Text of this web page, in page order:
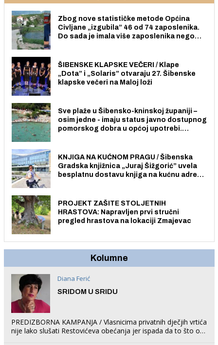
Zbog nove statističke metode Općina
Civljane „izgubila” 46 od 74 zaposlenika.
Do sada je imala više zaposlenika nego
ŠIBENSKE KLAPSKE VEČERI / Klape
„Dota” i „Solaris” otvaraju 27. Šibenske
klapske večeri na Maloj loži
Sve plaže u Šibensko-kninskoj županiji –
osim jedne - imaju status javno dostupnog
pomorskog dobra u općoj upotrebi.
KNJIGA NA KUĆNOM PRAGU / Šibenska
Gradska knjižnica „Juraj Šižgorić” uvela
besplatnu dostavu knjiga na kućnu adresu
PROJEKT ZAŠITE STOLJETNIH
HRASTOVA: Napravljen prvi stručni
pregled hrastova na lokaciji Zmajevac
Kolumne
Diana Ferić
SRIDOM U SRIDU
PREDIZBORNA KAMPANJA / Vlasnicima privatnih dječjih vrtića
nije lako slušati Restovićeva obećanja jer ispada da to što oni